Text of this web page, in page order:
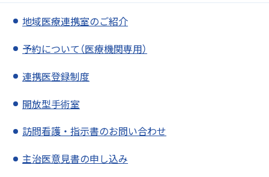
地域医療連携室のご紹介
予約について（医療機関専用）
連携医登録制度
開放型手術室
訪問看護・指示書のお問い合わせ
主治医意見書の申し込み